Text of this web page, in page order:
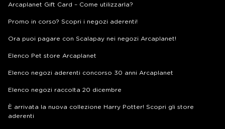
Arcaplanet Gift Card – Come utilizzarla?
Promo in corso? Scopri i negozi aderenti!
Ora puoi pagare con Scalapay nei negozi Arcaplanet!
Elenco Pet store Arcaplanet
Elenco negozi aderenti concorso 30 anni Arcaplanet
Elenco negozi raccolta 20 dicembre
È arrivata la nuova collezione Harry Potter! Scopri gli store
aderenti